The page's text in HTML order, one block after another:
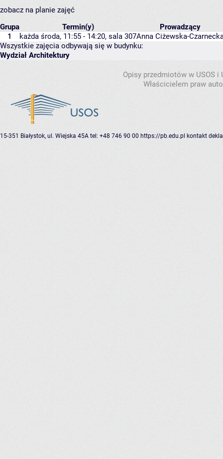
zobacz na planie zajęć
Grupa
Termin(y)
Prowadzący
1
każda środa, 11:55 - 14:20, sala 307Anna Ciżewska-
Wszystkie zajęcia odbywają się w budynku:
Wydział Architektury
Opisy przedmiotów w USOS
Właścicielem praw
15-351 Białystok, ul. Wiejska 45A tel: +48 746 90 00 https://pb.edu.pl kontakt